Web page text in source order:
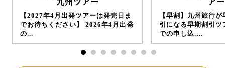
九州ツアー
【2027年4月出発ツアーは発売日ま
でお待ちください】 2026年4月出発
の...
アー
【早割】九州旅行
引になる早期割引
での申し込.…